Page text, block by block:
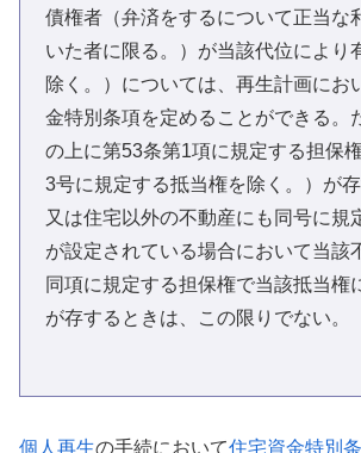
債権者（弁済をするについて正当な
いた者に限る。）が当該代位により
除く。）については、再生計画にお
金特別条項を定めることができる。
の上に第53条第1項に規定する担保
3号に規定する抵当権を除く。）が存
又は住宅以外の不動産にも同号に規
が設定されている場合において当該
同項に規定する担保権で当該抵当権
が存するときは、この限りでない。
個人再生の手続において住宅資金特別